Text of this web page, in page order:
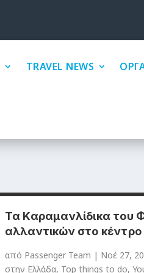
TRAVEL NEWS
Τα Καραμανλίδικα του
αλλαντικών στο
από Passenger Team | Νοέ 27,
στην Ελλάδα, Top things to do,